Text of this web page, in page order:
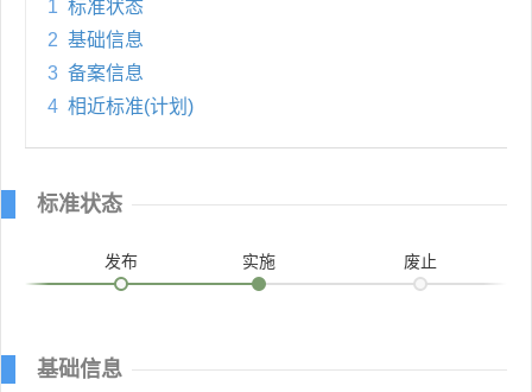
1 标准状态
2 基础信息
3 备案信息
4 相近标准(计划)
标准状态
发布 实施 废止
基础信息